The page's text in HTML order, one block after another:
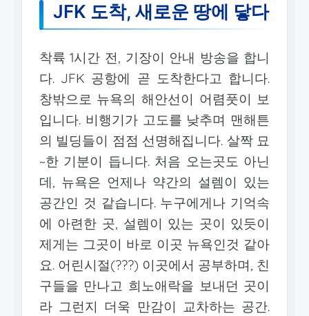
JFK 도착, 새로운 땅에 닿다
착륙 1시간 전, 기장이 안내 방송을 합니
다. JFK 공항에 곧 도착한다고 합니다.
창밖으로 뉴욕의 해안선이 어렴풋이 보
입니다. 비행기가 고도를 낮추며 맨해튼
의 빌딩들이 점점 선명해집니다. 살짝 묘
~한 기분이 듭니다. 처음 오는곳도 아닌
데, 뉴욕은 언제나 약간의 설렘이 있는
공간인 것 같습니다. 누구에게나 기억속
에 아련한 곳, 설렘이 있는 곳이 있듯이
제게는 그곳이 바로 이곳 뉴욕인것 같아
요. 어린시절(???) 이곳에서 공부하며, 친
구들을 만나고 희노애락을 보내던 곳이
라 그런지 더욱 만감이 교차하는 공간.